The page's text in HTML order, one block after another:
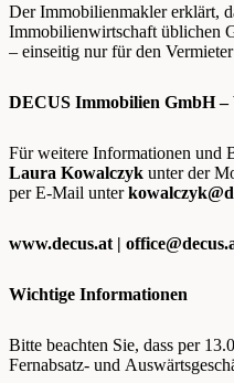
Der Immobilienmakler erklärt,
Immobilienwirtschaft üblichen
– einseitig nur für den
DECUS Immobilien GmbH –
Für weitere Informationen und
Laura Kowalczyk unter der
per E-Mail unter
www.decus.at |
Wichtige Informationen
Bitte beachten Sie, dass per
Fernabsatz- und